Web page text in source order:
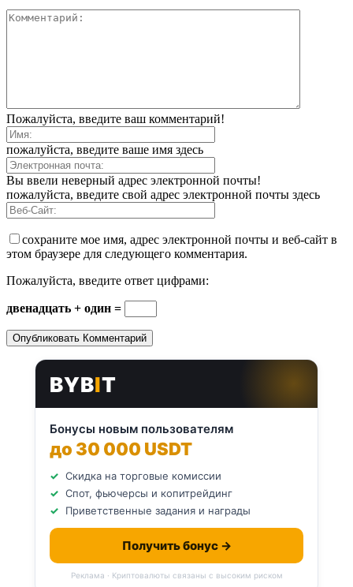
Пожалуйста, введите ваш комментарий!
пожалуйста, введите ваше имя здесь
Вы ввели неверный адрес электронной почты!
пожалуйста, введите свой адрес электронной почты здесь
сохраните мое имя, адрес электронной почты и веб-сайт в
этом браузере для следующего комментария.
Пожалуйста, введите ответ цифрами:
двенадцать + один =
BYBIT
Бонусы новым пользователям
до 30 000 USDT
Скидка на торговые комиссии
Спот, фьючерсы и копитрейдинг
Приветственные задания и награды
Получить бонус →
Реклама · Криптовалюты связаны с высоким риском